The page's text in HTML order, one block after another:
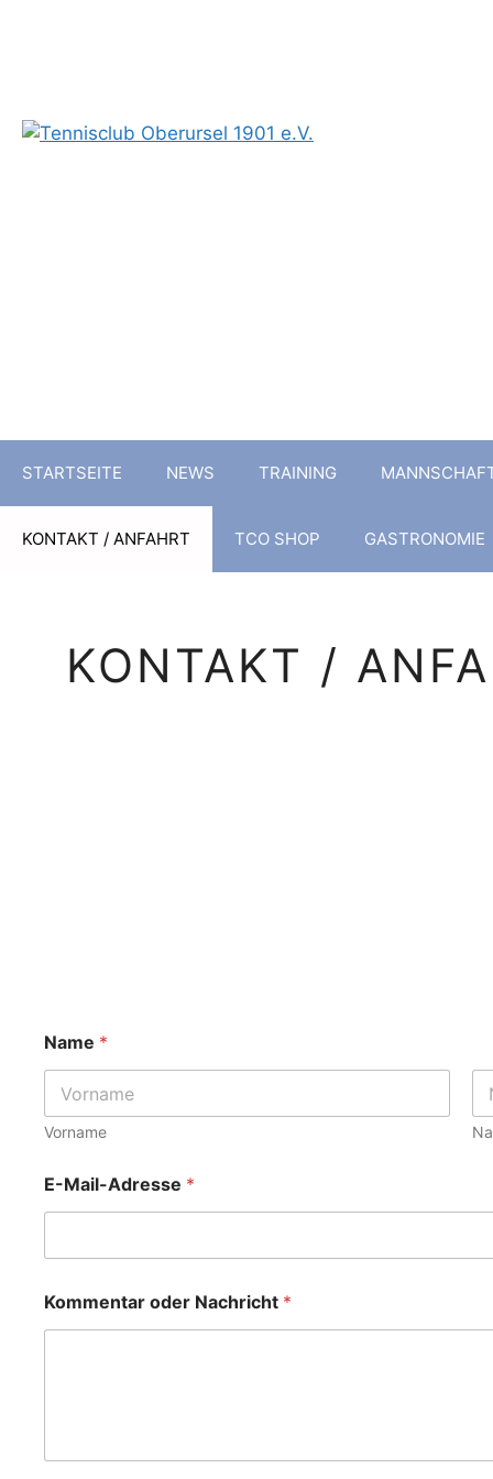
STARTSEITE NEWS TRAINING
KONTAKT / ANFAHRT TCO SHOP GASTRONOMIE
KONTAKT /
Name *
Vorname
E-Mail-Adresse *
a
c
Kommentar oder Nachricht *